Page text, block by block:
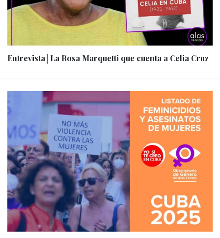
Entrevista│La Rosa Marquetti que cuenta a Celia Cruz